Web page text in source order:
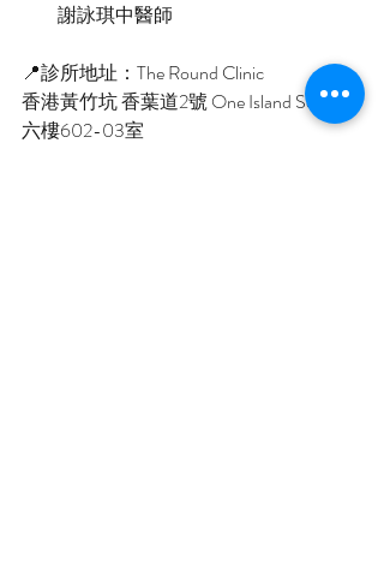
          謝詠琪中醫師
📍診所地址：The Round Clinic
香港黃竹坑 香葉道2號 One Island South
六樓602-03室